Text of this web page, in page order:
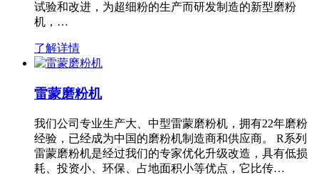
试验和改进，为超细粉的生产而研发制造的新型磨粉
机，…
了解详情
雷蒙磨粉机
我们公司专业生产大、中型雷蒙磨粉机，拥有22年磨粉
经验，已经成为中国的磨粉机制造商和供应商。 R系列
雷蒙磨粉机是经过我们的专家优化升级改造，具有低损
耗、投资小、环保、占地面积小等优点，它比传…